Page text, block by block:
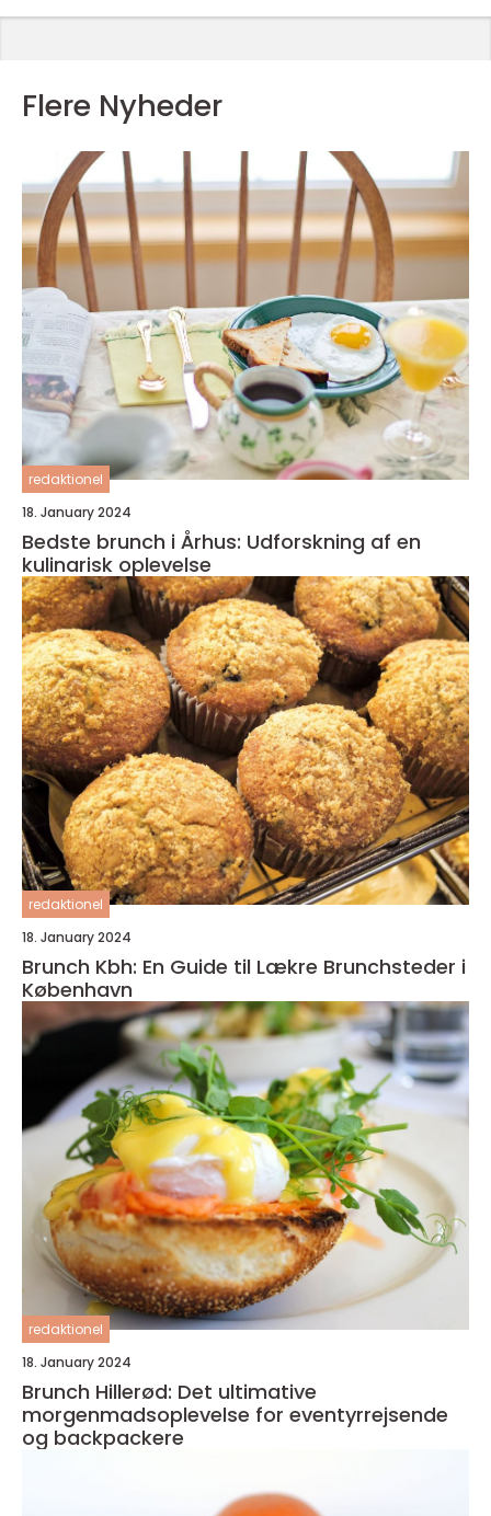
Flere Nyheder
redaktionel
18. January 2024
Bedste brunch i Århus: Udforskning af en
kulinarisk oplevelse
redaktionel
18. January 2024
Brunch Kbh: En Guide til Lækre Brunchsteder i
København
redaktionel
18. January 2024
Brunch Hillerød: Det ultimative
morgenmadsoplevelse for eventyrrejsende
og backpackere